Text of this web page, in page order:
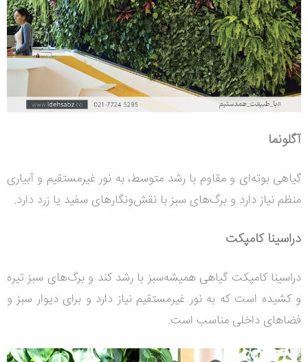
آگلونما
گیاهی بوته‌ای و مقاوم با رشد متوسط، به نور غیرمستقیم و آبیاری
منظم نیاز دارد و برگ‌های سبز با نقش‌ونگارهای سفید یا زرد دارد.
دراسینا کامپکت
دراسینا کامپکت گیاهی همیشه‌سبز با رشد کند و برگ‌های سبز تیره
و کشیده است که به نور غیرمستقیم نیاز دارد و برای دیوار سبز و
فضاهای داخلی مناسب است.